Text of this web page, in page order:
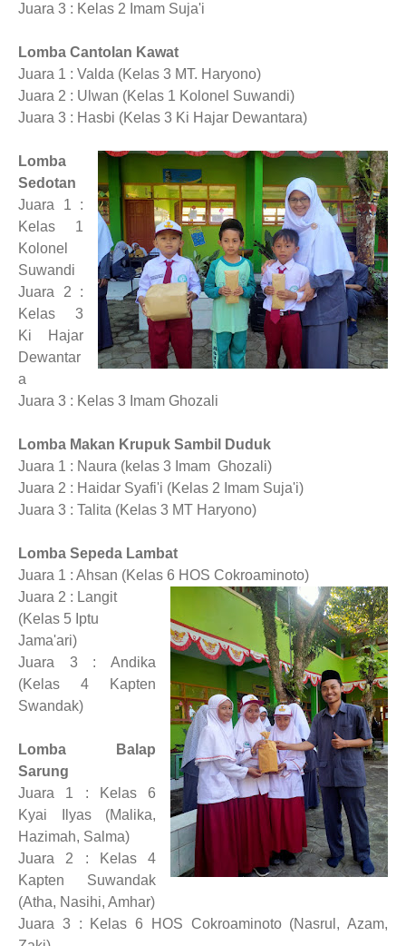
Juara 3 : Kelas 2 Imam Suja'i
Lomba Cantolan Kawat
Juara 1 : Valda (Kelas 3 MT. Haryono)
Juara 2 : Ulwan (Kelas 1 Kolonel Suwandi)
Juara 3 : Hasbi (Kelas 3 Ki Hajar Dewantara)
Lomba
Sedotan
Juara 1 :
Kelas 1
Kolonel
Suwandi
Juara 2 :
Kelas 3
Ki Hajar
Dewantar
a
Juara 3 : Kelas 3 Imam Ghozali
Lomba Makan Krupuk Sambil Duduk
Juara 1 : Naura (kelas 3 Imam Ghozali)
Juara 2 : Haidar Syafi'i (Kelas 2 Imam Suja'i)
Juara 3 : Talita (Kelas 3 MT Haryono)
Lomba Sepeda Lambat
Juara 1 : Ahsan (Kelas 6 HOS Cokroaminoto)
Juara 2 : Langit
(Kelas 5 Iptu
Jama'ari)
Juara 3 : Andika
(Kelas 4 Kapten
Swandak)
Lomba Balap
Sarung
Juara 1 : Kelas 6
Kyai Ilyas (Malika,
Hazimah, Salma)
Juara 2 : Kelas 4
Kapten Suwandak
(Atha, Nasihi, Amhar)
Juara 3 : Kelas 6 HOS Cokroaminoto (Nasrul, Azam,